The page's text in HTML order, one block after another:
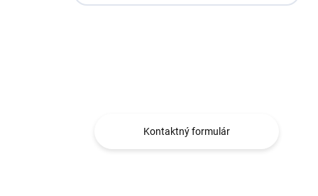
Kontaktný formulár